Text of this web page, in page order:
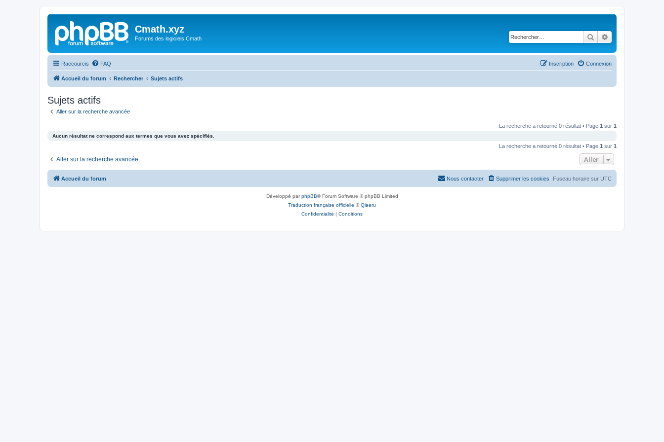
Cmath.xyz
Forums des logiciels Cmath Rechercher
Raccourcis FAQ Connexion
Inscription
Accueil du forum Rechercher Sujets actifs
Sujets actifs
Aller sur la recherche avancée
La recherche a retourné 0 résultat • Page 1 sur 1
Aucun résultat ne correspond aux termes que vous avez spécifiés.
La recherche a retourné 0 résultat • Page 1 sur 1
Aller sur la recherche avancée Aller
Accueil du forum Fuseau horaire sur UTC
Supprimer les cookies
Nous contacter
Développé parphpBB® Forum Software © phpBB Limited
Traduction française officielle ©Qiaeru
Confidentialité | Conditions